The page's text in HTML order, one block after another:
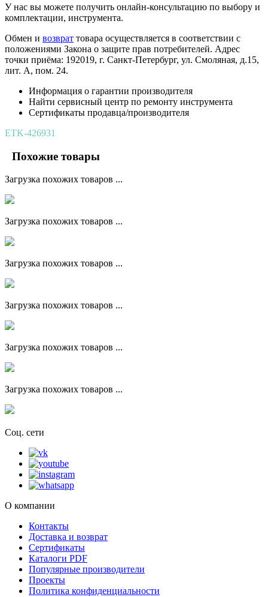
У нас вы можете получить онлайн-консультацию по выбору и
комплектации, инструмента.
Обмен и возврат товара осуществляется в соответствии с
положениями Закона о защите прав потребителей. Адрес
точки приёма: 192019, г. Санкт-Петербург, ул. Смоляная, д.15,
лит. А, пом. 24.
Информация о гарантии производителя
Найти сервисный центр по ремонту инструмента
Сертификаты продавца/производителя
ETK-426931
Похожие товары
Загрузка похожих товаров ...
Загрузка похожих товаров ...
Загрузка похожих товаров ...
Загрузка похожих товаров ...
Загрузка похожих товаров ...
Загрузка похожих товаров ...
Соц. сети
О компании
Контакты
Доставка и возврат
Сертификаты
Каталоги PDF
Популярные производители
Проекты
Политика конфиденциальности